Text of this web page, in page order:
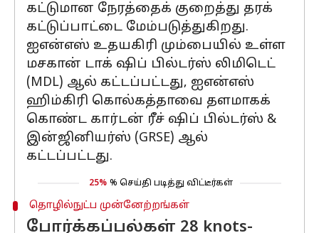
கட்டுமான நேரத்தைக் குறைத்து தரக்
கட்டுப்பாட்டை மேம்படுத்துகிறது.
ஐஎன்எஸ் உதயகிரி மும்பையில் உள்ள
மசகான் டாக் ஷிப் பில்டர்ஸ் லிமிடெட்
(MDL) ஆல் கட்டப்பட்டது, ஐஎன்எஸ்
ஹிம்கிரி கொல்கத்தாவை தளமாகக்
கொண்ட கார்டன் ரீச் ஷிப் பில்டர்ஸ் &
இன்ஜினியர்ஸ் (GRSE) ஆல்
கட்டப்பட்டது.
25% % செய்தி படித்து விட்டீர்கள்
தொழில்நுட்ப முன்னேற்றங்கள்
போர்க்கப்பல்கள் 28 knots-